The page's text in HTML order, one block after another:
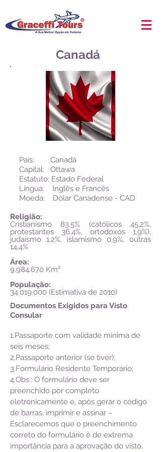
Canadá
País: Canadá
Capital: Ottawa
Estatuto: Estado Federal
Língua: Inglês e Francês
Moeda: Dólar Canadense - CAD
Religião:
Cristianismo 83,5% (católicos 45,2%,
protestantes 36,4%, ortodoxos 1,9%),
judaísmo 1,2%, islamismo 0,9%, outras
14,4%
Área:
9.984.670 Km²
População:
34.019.000 (Estimativa de 2010)
Documentos Exigidos para Visto
Consular
1.Passaporte com validade mínima de
seis meses;
2.Passaporte anterior (se tiver);
3.Formulário Residente Temporário;
4.Obs.: O formulário deve ser
preenchido por completo
eletronicamente e, após gerar o código
de barras, imprimir e assinar –
Esclarecemos que o preenchimento
correto do formulário é de extrema
importância para a aprovação do visto,